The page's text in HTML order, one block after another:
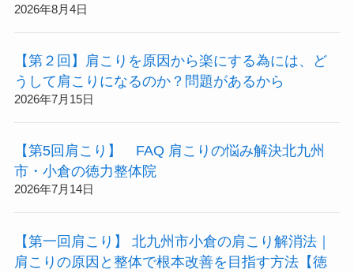
2026年8月4日
【第２回】肩こりを原因から楽にする為には、ど
うして肩こりになるのか？問題があるから
2026年7月15日
【第5回肩こり】 FAQ 肩こりの悩み解決北九州
市・小倉の徳力整体院
2026年7月14日
【第一回肩こり】 北九州市小倉の肩こり解消法｜
肩こりの原因と整体で根本改善を目指す方法【徳